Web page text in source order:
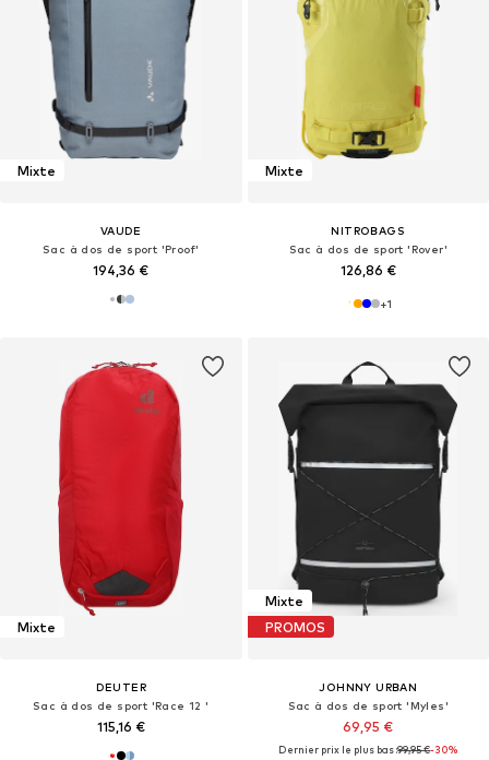
Mixte
VAUDE
Sac à dos de sport 'Proof'
194,36 €
Mixte
NITROBAGS
Sac à dos de sport 'Rover'
126,86 €
+1
Mixte
DEUTER
Sac à dos de sport 'Race 12 '
115,16 €
Mixte
PROMOS
JOHNNY URBAN
Sac à dos de sport 'Myles'
69,95 €
Dernier prix le plus bas :99,95 €-30%